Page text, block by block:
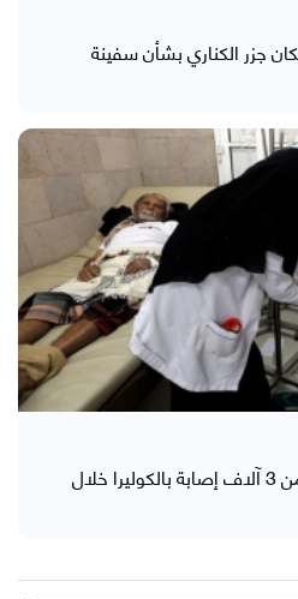
جزر الكناري بشأن سفينة
الصحة العالمية تسجل أكثر من 3 آلاف إصابة بالكوليرا خلال